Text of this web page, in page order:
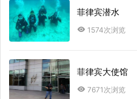
菲律宾潜水
1574次浏览
菲律宾大使馆
7671次浏览